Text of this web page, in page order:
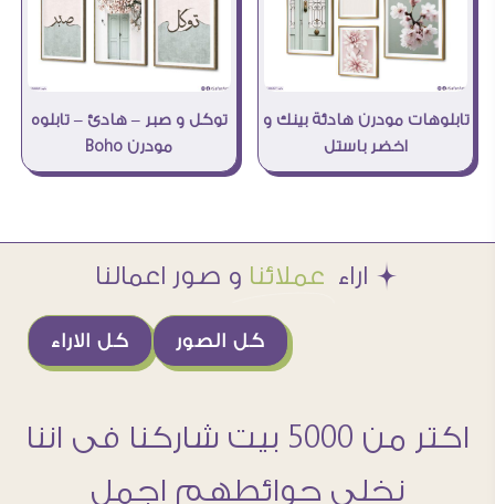
تابلوهات مودرن هادئة بينك و
اخضر باستل
توكل و صبر – هادئ – تابلوه
مودرن Boho
Æ اراء عملائنا و صور اعمالنا
كل الاراء كل الصور
اكتر من 5000 بيت شاركنا فى اننا
نخلى حوائطهم اجمل